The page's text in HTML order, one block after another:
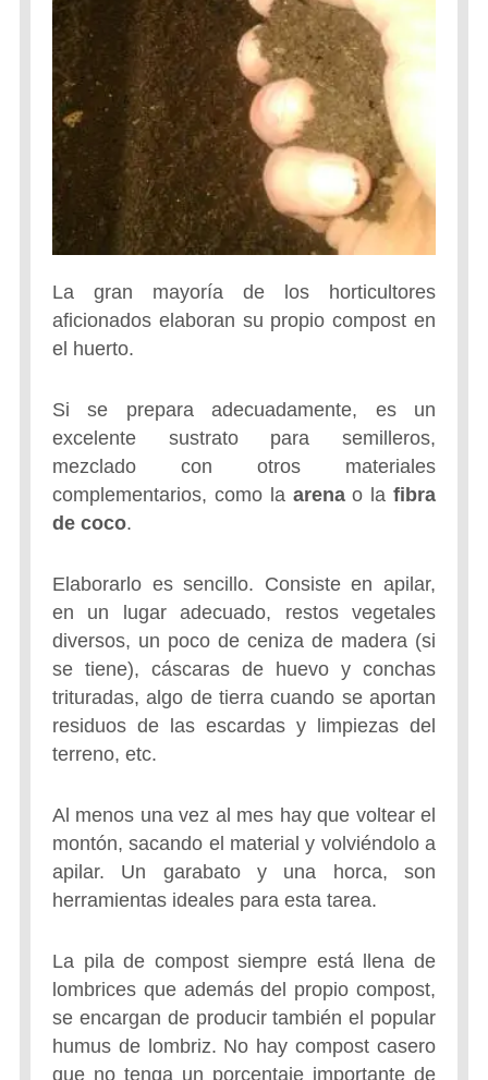
La gran mayoría de los horticultores
aficionados elaboran su propio compost en
el huerto.
Si se prepara adecuadamente, es un
excelente sustrato para semilleros,
mezclado con otros materiales
complementarios, como la arenao lafibra
de coco.
Elaborarlo es sencillo. Consiste en apilar,
en un lugar adecuado, restos vegetales
diversos, un poco de ceniza de madera (si
se tiene), cáscaras de huevo y conchas
trituradas, algo de tierra cuando se aportan
residuos de las escardas y limpiezas del
terreno, etc.
Al menos una vez al mes hay que voltear el
montón, sacando el material y volviéndolo a
apilar. Un garabato y una horca, son
herramientas ideales para esta tarea.
La pila de compost siempre está llena de
lombrices que además del propio compost,
se encargan de producir también el popular
humus de lombriz. No hay compost casero
que no tenga un porcentaje importante de